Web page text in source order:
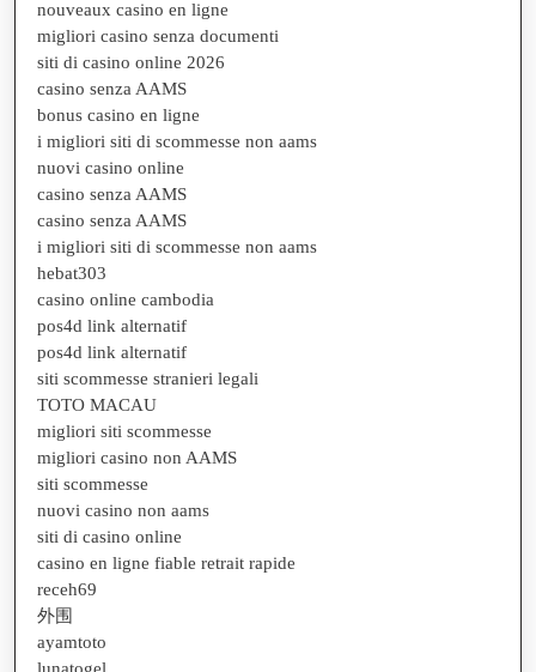
nouveaux casino en ligne
migliori casino senza documenti
siti di casino online 2026
casino senza AAMS
bonus casino en ligne
i migliori siti di scommesse non aams
nuovi casino online
casino senza AAMS
casino senza AAMS
i migliori siti di scommesse non aams
hebat303
casino online cambodia
pos4d link alternatif
pos4d link alternatif
siti scommesse stranieri legali
TOTO MACAU
migliori siti scommesse
migliori casino non AAMS
siti scommesse
nuovi casino non aams
siti di casino online
casino en ligne fiable retrait rapide
receh69
外围
ayamtoto
lunatogel